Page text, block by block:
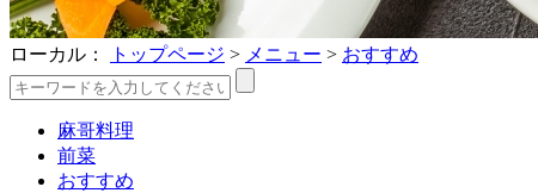
ローカル： トップページ > メニュー > おすすめ
麻哥料理
前菜
おすすめ